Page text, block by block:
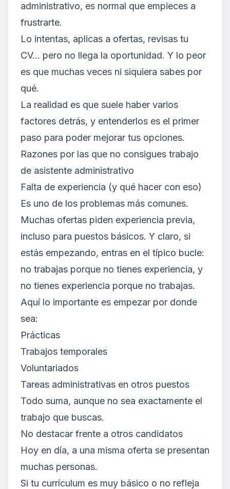
administrativo, es normal que empieces a
frustrarte.
Lo intentas, aplicas a ofertas, revisas tu
CV… pero no llega la oportunidad. Y lo peor
es que muchas veces ni siquiera sabes por
qué.
La realidad es que suele haber varios
factores detrás, y entenderlos es el primer
paso para poder mejorar tus opciones.
Razones por las que no consigues trabajo
de asistente administrativo
Falta de experiencia (y qué hacer con eso)
Es uno de los problemas más comunes.
Muchas ofertas piden experiencia previa,
incluso para puestos básicos. Y claro, si
estás empezando, entras en el típico bucle:
no trabajas porque no tienes experiencia, y
no tienes experiencia porque no trabajas.
Aquí lo importante es empezar por donde
sea:
Prácticas
Trabajos temporales
Voluntariados
Tareas administrativas en otros puestos
Todo suma, aunque no sea exactamente el
trabajo que buscas.
No destacar frente a otros candidatos
Hoy en día, a una misma oferta se presentan
muchas personas.
Si tu currículum es muy básico o no refleja